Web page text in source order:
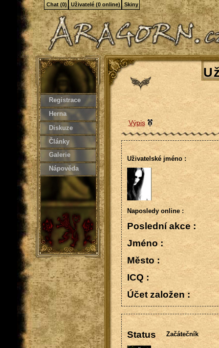
Registrace
Herna
Diskuze
Články
Galerie
Nápověda
Výpis
Uživatelské jméno :
Naposledy online :
Poslední akce :
Jméno :
Město :
ICQ :
Účet založen :
Status Začátečník
Chat (0) Uživatelé (0 online) Skiny